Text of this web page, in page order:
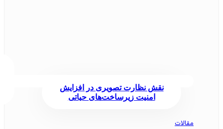
نقش نظارت تصویری در افزایش
امنیت زیرساخت‌های حیاتی
مقالات